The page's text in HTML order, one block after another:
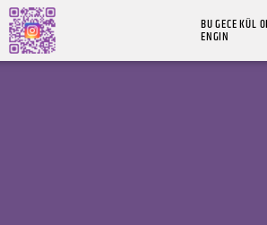
BU GECE KÜL
ENGIN